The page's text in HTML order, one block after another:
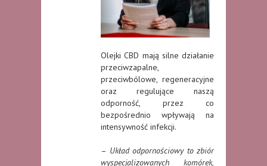
Olejki CBD mają silne działanie
przeciwzapalne,
przeciwbólowe, regeneracyjne
oraz regulujące naszą
odporność, przez co
bezpośrednio wpływają na
intensywność infekcji.
– Układ odpornościowy to zbiór
wyspecjalizowanych komórek,